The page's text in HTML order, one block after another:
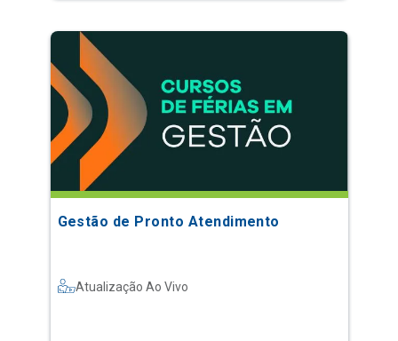
Gestão de Pronto Atendimento
Atualização Ao Vivo